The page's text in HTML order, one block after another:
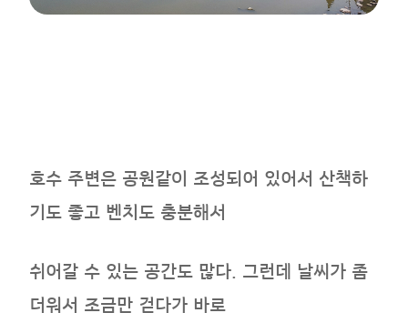
호수 주변은 공원같이 조성되어 있어서 산책하
기도 좋고 벤치도 충분해서
쉬어갈 수 있는 공간도 많다. 그런데 날씨가 좀
더워서 조금만 걷다가 바로